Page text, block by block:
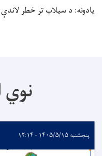
يادونه: د سيلاب تر خطر
نوي
پنجشنبه ۱۴۰۵/۵/۱۵ - ۱۲:۱۴